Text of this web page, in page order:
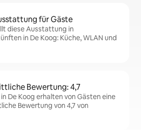
für Gäste
diese Ausstattung in
in De Koog: Küche, WLAN und
Bewertung: 4,7
De Koog erhalten von Gästen eine
Bewertung von 4,7 von